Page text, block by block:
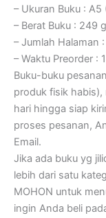
– Ukuran Buku :
– Berat Buku : 249
– Jumlah Halaman
– Waktu Preorder :
Buku-buku
produk fisik
hari hingga siap
proses pesanan,
Email.
Jika ada buku yg
lebih dari satu
MOHON untuk
ingin Anda beli